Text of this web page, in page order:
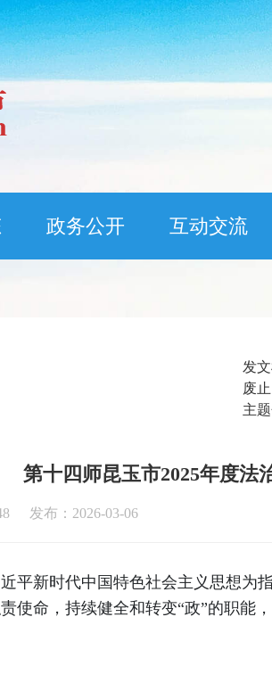
政务公开 互动交流
发文
废
主题
第十四师昆玉市2025年度法
发布：2026-03-06
平新时代中国特色社会主义思想为
使命，持续健全和转变“政”的职能